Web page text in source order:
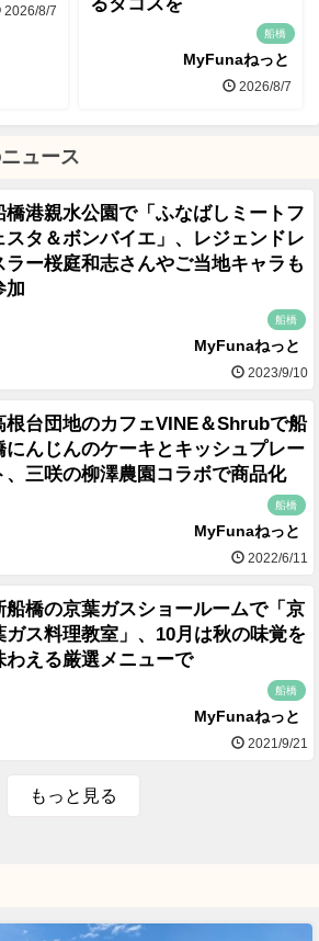
2026/8/7
船橋
MyFunaねっと
2026/8/7
ュース
橋港親水公園で「ふなばしミートフ
スタ＆ボンバイエ」、レジェンドレ
ラー桜庭和志さんやご当地キャラも
加
船橋
MyFunaねっと
2023/9/10
根台団地のカフェVINE＆Shrubで船
にんじんのケーキとキッシュプレー
、三咲の柳澤農園コラボで商品化
船橋
MyFunaねっと
2022/6/11
船橋の京葉ガスショールームで「京
ガス料理教室」、10月は秋の味覚を
わえる厳選メニューで
船橋
MyFunaねっと
2021/9/21
もっと見る